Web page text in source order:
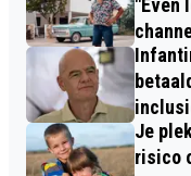
"Even
Je
risico